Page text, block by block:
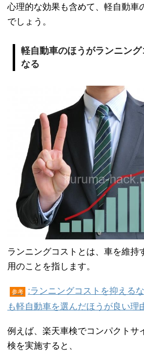
心理的な効果も含めて、軽自動車
でしょう。
軽自動車のほうがランニング
なる
ランニングコストとは、車を維持
用のことを指します。
参考
:ランニングコストを抑える
も軽自動車を選んだほうが良い理
例えば、楽天車検でコンパクトサ
検を実施すると、